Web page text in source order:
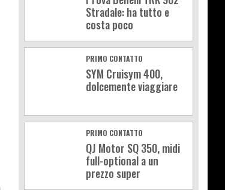
Stradale: ha tutto e
costa poco
PRIMO CONTATTO
SYM Cruisym 400,
dolcemente viaggiare
PRIMO CONTATTO
QJ Motor SQ 350, midi
full-optional a un
prezzo super